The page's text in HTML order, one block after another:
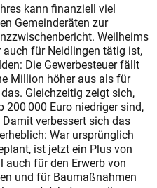
kann finanziell viel
­Gemeinderäten zur
Weilheims
auch für Neidlingen tätig ist,
Die Gewerbesteuer fällt
Million höher aus als für
Gleichzeitig zeigt sich,
000 Euro niedriger sind,
verbessert sich das
War ursprünglich
ist jetzt ein Plus von
auch für den Erwerb von
und für Baumaßnahmen